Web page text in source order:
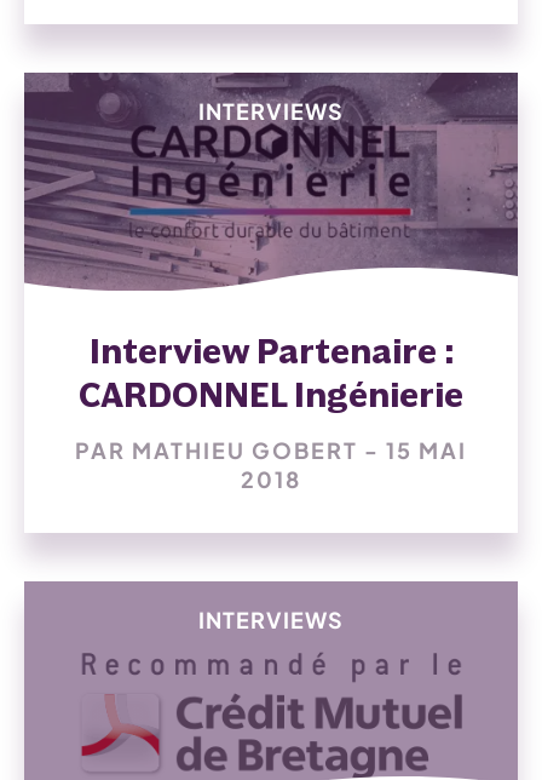
INTERVIEWS
Interview Partenaire :
CARDONNEL Ingénierie
PAR MATHIEU GOBERT - 15 MAI
2018
INTERVIEWS